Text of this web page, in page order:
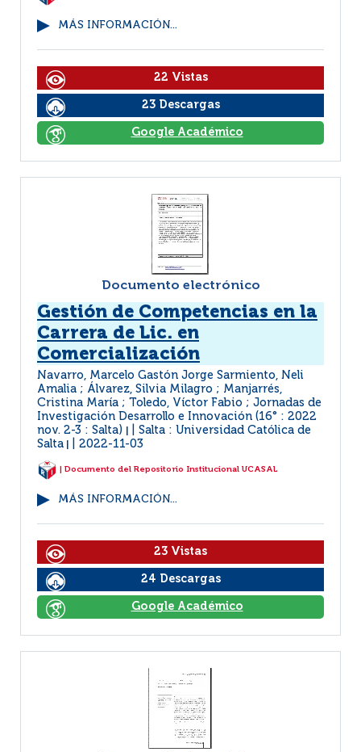
MÁS INFORMACIÓN...
22 Vistas
23 Descargas
Google Académico
Documento electrónico
Gestión de Competencias en la
Carrera de Lic. en
Comercialización
Navarro, Marcelo Gastón Jorge Sarmiento, Neli
Amalia ; Álvarez, Silvia Milagro ; Manjarrés,
Cristina María ; Toledo, Víctor Fabio ; Jornadas de
Investigación Desarrollo e Innovación (16° : 2022
nov. 2-3 : Salta)
Salta : Universidad Católica de
Salta
2022-11-03
| Documento del Repositorio Institucional UCASAL
MÁS INFORMACIÓN...
23 Vistas
24 Descargas
Google Académico